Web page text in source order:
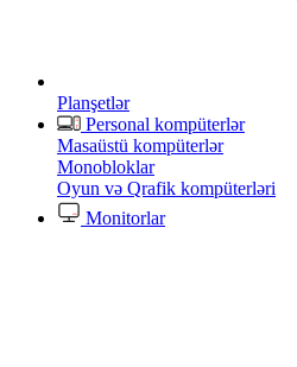
Planşetlər
Personal kompüterlər
Masaüstü kompüterlər
Monobloklar
Oyun və Qrafik kompüterləri
Monitorlar